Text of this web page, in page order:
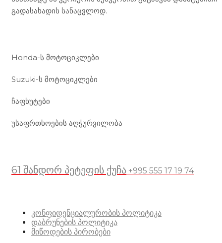
გადასახადის სანაცვლოდ.
Honda-ს მოტოციკლები
Suzuki-ს მოტოციკლები
ჩაფხუტები
უსაფრთხოების აღჭურვილობა
61 შანდორ პეტეფის ქუჩა +995 555 17 19 74
კონფიდენციალურობის პოლიტიკა
დაბრუნების პოლიტიკა
მიწოდების პირობები